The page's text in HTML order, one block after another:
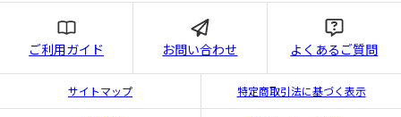
ご利用ガイド お問い合わせ よくあるご質問
サイトマップ 特定商取引法に基づく表示